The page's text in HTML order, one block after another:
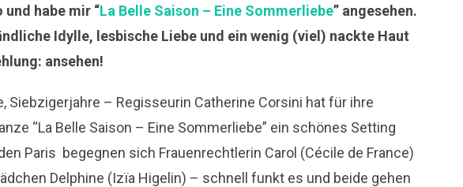
und habe mir “La Belle Saison – Eine Sommerliebe” angesehen.
Idylle, lesbische Liebe und ein wenig (viel) nackte Haut
ansehen!
Siebzigerjahre – Regisseurin Catherine Corsini hat für ihre
“La Belle Saison – Eine Sommerliebe” ein schönes Setting
Paris begegnen sich Frauenrechtlerin Carol (Cécile de France)
Delphine (Izïa Higelin) – schnell funkt es und beide gehen